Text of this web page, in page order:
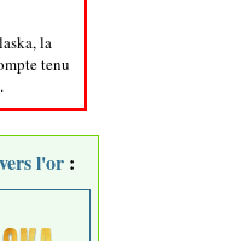
la
tenu
l'or :